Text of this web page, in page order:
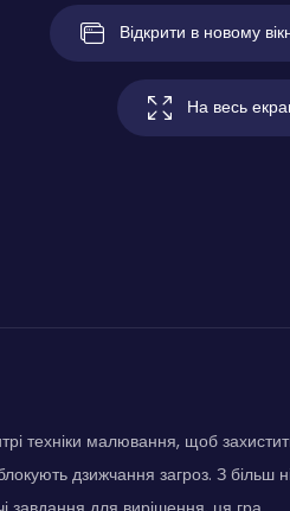
Відкрити в новому
На весь
техніки малювання, щоб
дзижчання загроз. З більш